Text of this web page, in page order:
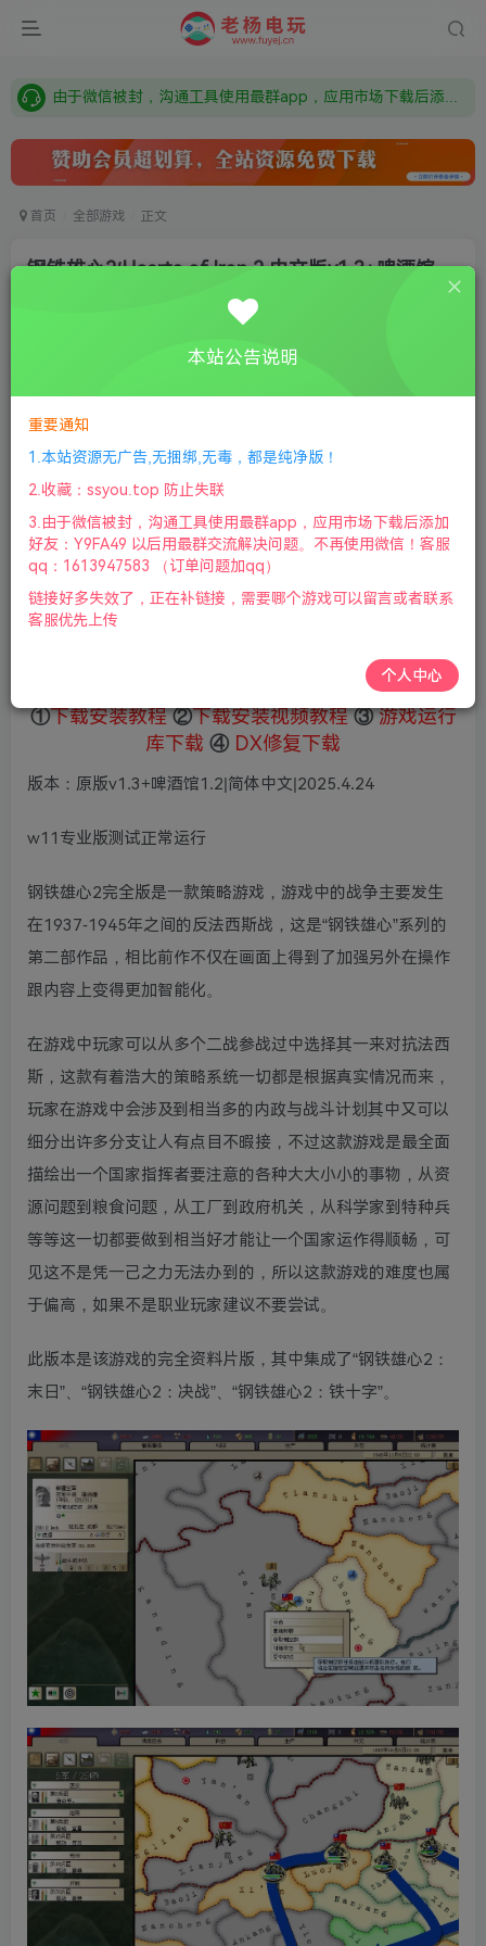
需要什么游戏请联系客服，若链接失效请联系客服，百度网盘边上的激活码也是解压密码
由于微信被封，沟通工具使用最群app，应用市场下载后添加好友：Y9FA49 以后用最群交流解决问题。不再使用微信！
首页 全部游戏 正文
钢铁雄心2/Hearts of lron 2 中文版v1.3+啤酒馆
钢铁雄心2/Hearts of lron 2 中文版v1.3+啤酒馆1.2
此内容为付费资源，请付费后查看
鲜花 5 鲜花 69
赞助会员 免费
登录购买
支付成功后请刷新网页
付费资源
①下载安装教程 ②下载安装视频教程 ③ 游戏运行
库下载 ④ DX修复下载
版本：原版v1.3+啤酒馆1.2|简体中文|2025.4.24
w11专业版测试正常运行
钢铁雄心2完全版是一款策略游戏，游戏中的战争主要发生
在1937-1945年之间的反法西斯战，这是“钢铁雄心”系列的
第二部作品，相比前作不仅在画面上得到了加强另外在操作
跟内容上变得更加智能化。
在游戏中玩家可以从多个二战参战过中选择其一来对抗法西
斯，这款有着浩大的策略系统一切都是根据真实情况而来，
玩家在游戏中会涉及到相当多的内政与战斗计划其中又可以
细分出许多分支让人有点目不暇接，不过这款游戏是最全面
描绘出一个国家指挥者要注意的各种大大小小的事物，从资
源问题到粮食问题，从工厂到政府机关，从科学家到特种兵
等等这一切都要做到相当好才能让一个国家运作得顺畅，可
见这不是凭一己之力无法办到的，所以这款游戏的难度也属
于偏高，如果不是职业玩家建议不要尝试。
此版本是该游戏的完全资料片版，其中集成了“钢铁雄心2：
末日”、“钢铁雄心2：决战”、“钢铁雄心2：铁十字”。
本站公告说明
重要通知
1.本站资源无广告,无捆绑,无毒，都是纯净版！
2.收藏：ssyou.top 防止失联
3.由于微信被封，沟通工具使用最群app，应用市场下载后添加
好友：Y9FA49 以后用最群交流解决问题。不再使用微信！客服
qq：1613947583 （订单问题加qq）
链接好多失效了，正在补链接，需要哪个游戏可以留言或者联系
客服优先上传
个人中心